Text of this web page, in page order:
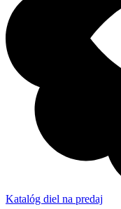
Katalóg diel na predaj